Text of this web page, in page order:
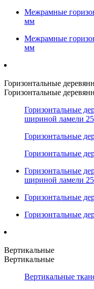
Межрамные
мм
Межрамные
мм
Горизонтальные
Горизонтальные
Горизонтальные
шириной ламели
Горизонтальные
Горизонтальные
Горизонтальные
шириной ламели
Горизонтальные
Горизонтальные
Вертикальные
Вертикальные
Вертикальные